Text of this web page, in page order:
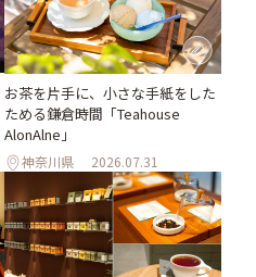
お茶を片手に、小さな手紙をした
ためる鎌倉時間「Teahouse
AlonAlne」
神奈川県 2026.07.31